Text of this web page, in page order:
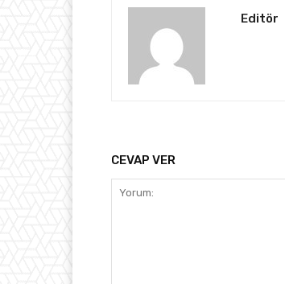
Editör
CEVAP VER